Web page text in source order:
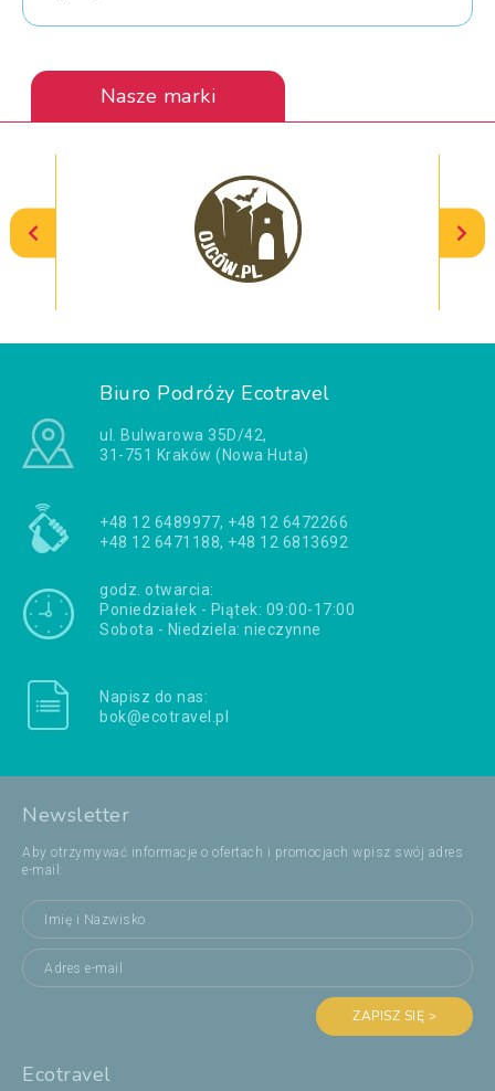
Nasze marki
Biuro Podróży Ecotravel
ul. Bulwarowa 35D/42,
31-751 Kraków (Nowa Huta)
+48 12 6489977, +48 12 6472266
+48 12 6471188, +48 12 6813692
godz. otwarcia:
Poniedziałek - Piątek: 09:00-17:00
Sobota - Niedziela: nieczynne
Napisz do nas:
bok@ecotravel.pl
Newsletter
Aby otrzymywać informacje o ofertach i promocjach wpisz swój adres
e-mail:
ZAPISZ SIĘ >
Ecotravel